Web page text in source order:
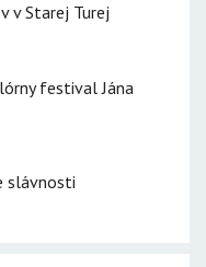
v Starej Turej
festival Jána
slávnosti